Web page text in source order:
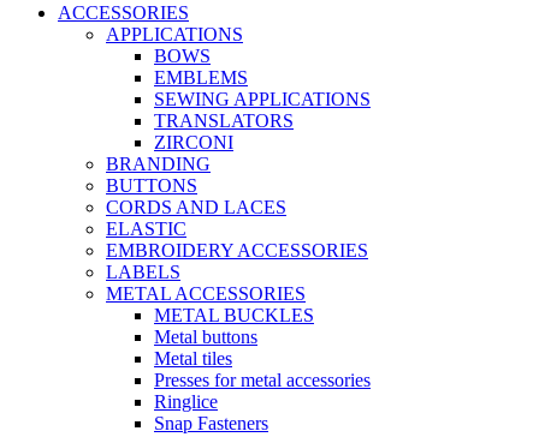
ACCESSORIES
APPLICATIONS
BOWS
EMBLEMS
SEWING APPLICATIONS
TRANSLATORS
ZIRCONI
BRANDING
BUTTONS
CORDS AND LACES
ELASTIC
EMBROIDERY ACCESSORIES
LABELS
METAL ACCESSORIES
METAL BUCKLES
Metal buttons
Metal tiles
Presses for metal accessories
Ringlice
Snap Fasteners